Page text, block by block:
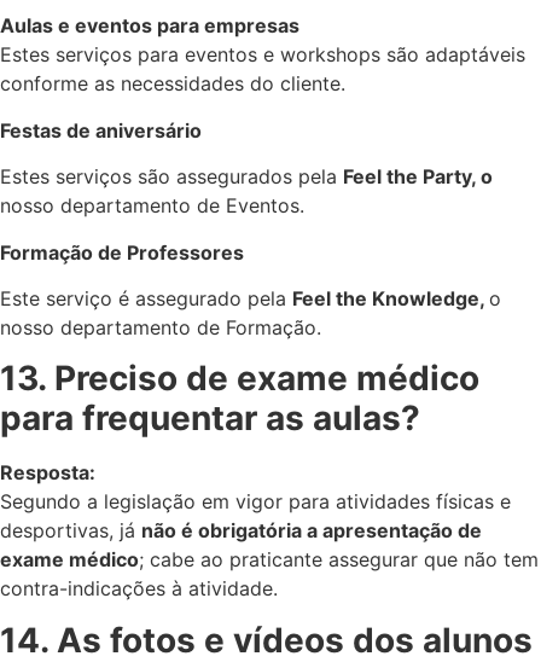
Aulas e eventos para empresas
Estes serviços para eventos e workshops são adaptáveis
conforme as necessidades do cliente.
Festas de aniversário
Estes serviços são assegurados pela Feel the Party, o
nosso departamento de Eventos.
Formação de Professores
Este serviço é assegurado pela Feel the Knowledge, o
nosso departamento de Formação.
13. Preciso de exame médico
para frequentar as aulas?
Resposta:
Segundo a legislação em vigor para atividades físicas e
desportivas, já não é obrigatória a apresentação de
exame médico; cabe ao praticante assegurar que não tem
contra-indicações à atividade.
14. As fotos e vídeos dos alunos